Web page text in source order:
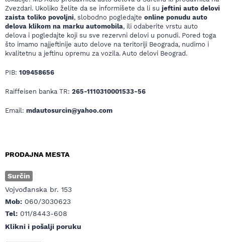
Zvezdari. Ukoliko želite da se informišete da li su jeftini auto delovi
zaista toliko povoljni, slobodno pogledajte online ponudu auto
delova klikom na marku automobila, ili odaberite vrstu auto
delova i pogledajte koji su sve rezervni delovi u ponudi. Pored toga
što imamo najjeftinije auto delove na teritoriji Beograda, nudimo i
kvalitetnu a jeftinu opremu za vozila. Auto delovi Beograd.
PIB: 109458656
Raiffeisen banka TR: 265-1110310001533-56
Email: mdautosurcin@yahoo.com
PRODAJNA MESTA
Surčin
Vojvođanska br. 153
Mob: 060/3030623
Tel: 011/8443-608
Klikni i pošalji poruku